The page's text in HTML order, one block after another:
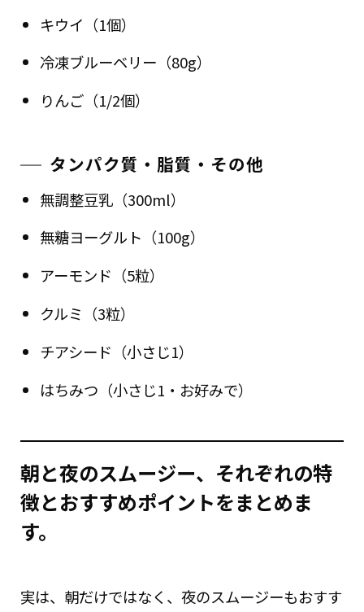
キウイ（1個）
冷凍ブルーベリー（80g）
りんご（1/2個）
タンパク質・脂質・その他
無調整豆乳（300ml）
無糖ヨーグルト（100g）
アーモンド（5粒）
クルミ（3粒）
チアシード（小さじ1）
はちみつ（小さじ1・お好みで）
朝と夜のスムージー、それぞれの特
徴とおすすめポイントをまとめま
す。
実は、朝だけではなく、夜のスムージーもおすす